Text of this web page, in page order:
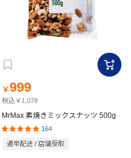
￥999
税込￥1,078
MrMax 素焼きミックスナッツ 500g
164
通常配送 / 店舗受取